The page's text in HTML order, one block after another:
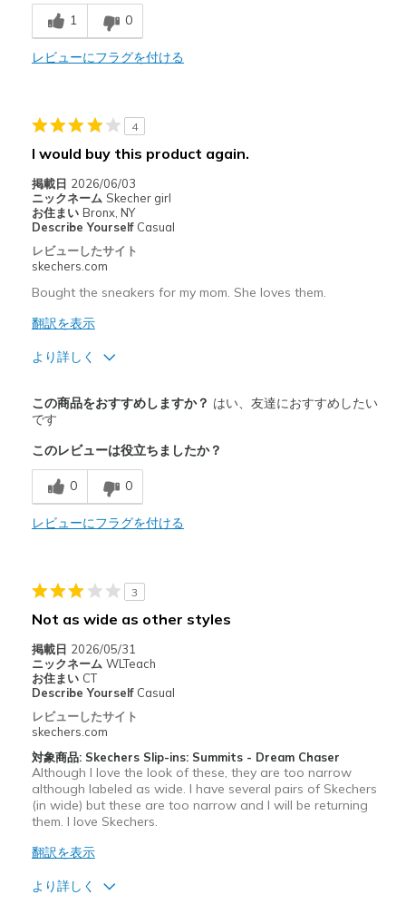
Casual Wear
Width
Feels true to width
1 0
レビューにフラグを付ける
4
I would buy this product again.
掲載日 2026/06/03
ニックネーム Skecher girl
お住まい Bronx, NY
Describe Yourself Casual
レビューしたサイト
skechers.com
Bought the sneakers for my mom. She loves them.
翻訳を表示
より詳しく
Attractive Design
Comfortable
Durable
商品が期待と異なったレビュー
以下に最適
Casual Wear
Width
Feels true to width
Sizing
この商品をおすすめしますか？ はい、友達におすすめしたい
です
このレビューは役立ちましたか？
0 0
レビューにフラグを付ける
3
Not as wide as other styles
掲載日 2026/05/31
ニックネーム WLTeach
お住まい CT
Describe Yourself Casual
レビューしたサイト
skechers.com
対象商品: Skechers Slip-ins: Summits - Dream Chaser
Although I love the look of these, they are too narrow
although labeled as wide. I have several pairs of Skechers
(in wide) but these are too narrow and I will be returning
them. I love Skechers.
翻訳を表示
より詳しく